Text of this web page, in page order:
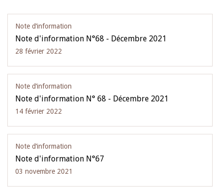
Note d’information
Note d'information N°68 - Décembre 2021
28 février 2022
Note d’information
Note d'information N° 68 - Décembre 2021
14 février 2022
Note d’information
Note d'information N°67
03 novembre 2021